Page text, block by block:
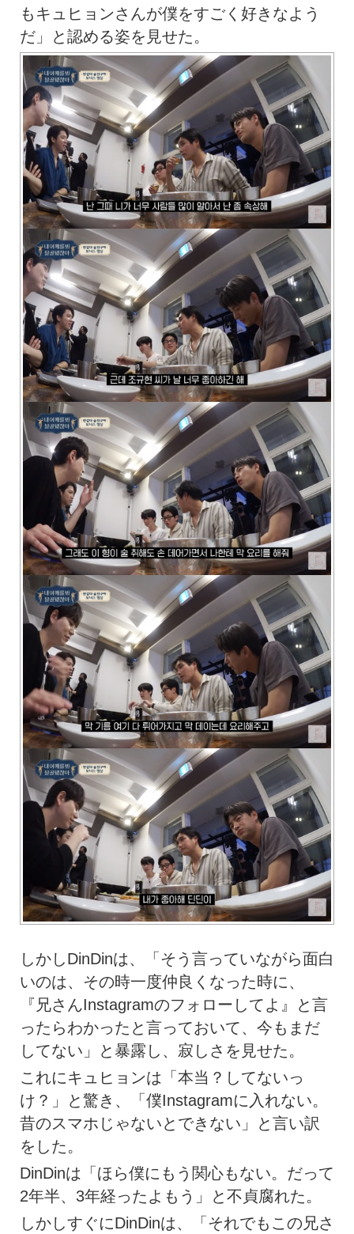
もキュヒョンさんが僕をすごく好きなよう
だ」と認める姿を見せた。
しかしDinDinは、「そう言っていながら面白
いのは、その時一度仲良くなった時に、
『兄さんInstagramのフォローしてよ』と言
ったらわかったと言っておいて、今もまだ
してない」と暴露し、寂しさを見せた。
これにキュヒョンは「本当？してないっ
け？」と驚き、「僕Instagramに入れない。
昔のスマホじゃないとできない」と言い訳
をした。
DinDinは「ほら僕にもう関心もない。だって
2年半、3年経ったよもう」と不貞腐れた。
しかしすぐにDinDinは、「それでもこの兄さ